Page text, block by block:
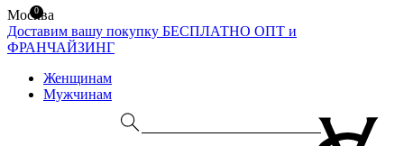
Москва
Доставим вашу покупку БЕСПЛАТНО ОПТ и
ФРАНЧАЙЗИНГ
Женщинам
Мужчинам
0